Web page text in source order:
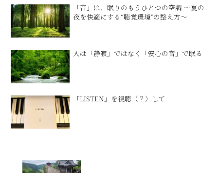
「音」は、眠りのもうひとつの空調 ​～夏の
夜を快適にする“聴覚環境”の整え方​～
人は「静寂」ではなく「安心の音」で眠る
「LISTEN」を視聴（？）して